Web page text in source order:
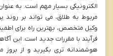
مربوط به طلاق، می تواند بر روند
وکیل متخصص، بهترین راه برای
فرآیند با مقررات جدید است. این
هوشمندانه تری بگیرید و از